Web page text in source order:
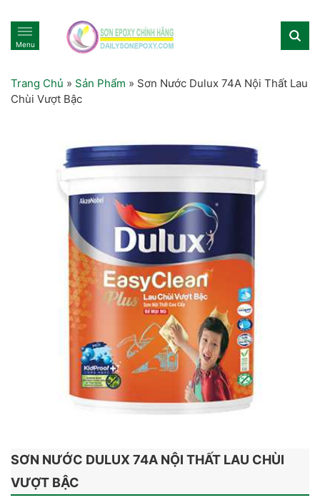
Menu
Trang Chủ » Sản Phẩm » Sơn Nước Dulux 74A Nội Thất Lau
Chùi Vượt Bậc
SƠN NƯỚC DULUX 74A NỘI THẤT LAU CHÙI
VƯỢT BẬC